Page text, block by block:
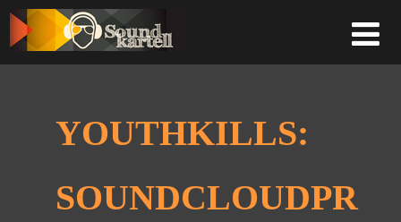
YOUTHKILLS:
SOUNDCLOUDPR